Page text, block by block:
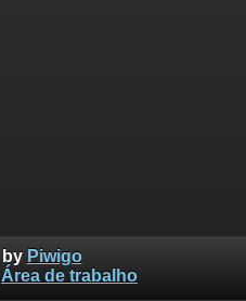
by Piwigo
Área de trabalho